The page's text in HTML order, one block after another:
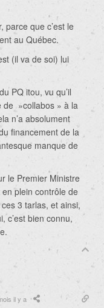
parce que c’est le
au Québec.
(il va de soi) lui
PQ itou, vu qu’il
de »collabos » à la
n’a absolument
financement de la
manque de
le Premier Ministre
plein contrôle de
3 tarlas, et ainsi,
c’est bien connu,
il y a